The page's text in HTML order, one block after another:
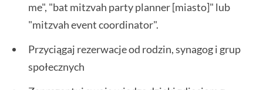
me", "bat mitzvah party planner [miasto]" lub
"mitzvah event coordinator".
Przyciągaj rezerwacje od rodzin, synagog i grup
społecznych